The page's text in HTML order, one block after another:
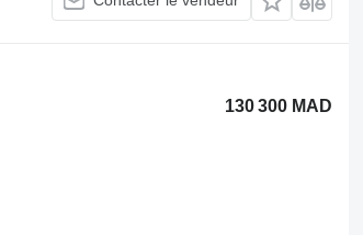
130 300 MAD